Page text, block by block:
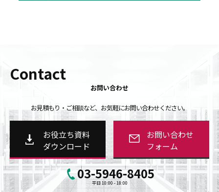
Contact
お問い合わせ
お見積もり・ご相談など、お気軽にお問い合わせください。
お役立ち資料
ダウンロード
お問い合わせ
フォーム
03-5946-8405
平日 10:00 - 18:00